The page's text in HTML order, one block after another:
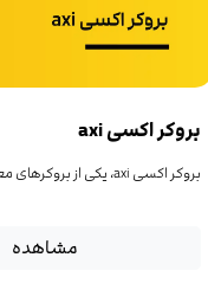
بروکر اکسی axi
بروکر اکسی axi، یکی از بروکرهای معتبر و فعال
مشاهده